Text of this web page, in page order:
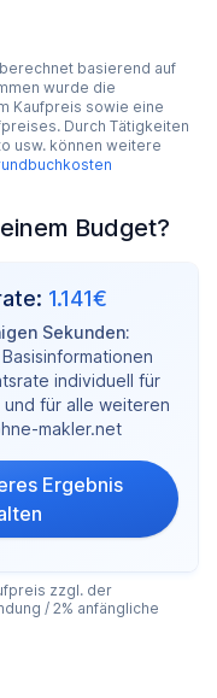
basierend auf
wurde die
Kaufpreis sowie eine
Durch Tätigkeiten
usw. können weitere
Budget?
1.141€
Sekunden:
individuell für
für alle weiteren
makler.net
Ergebnis
zzgl. der
/ 2% anfängliche